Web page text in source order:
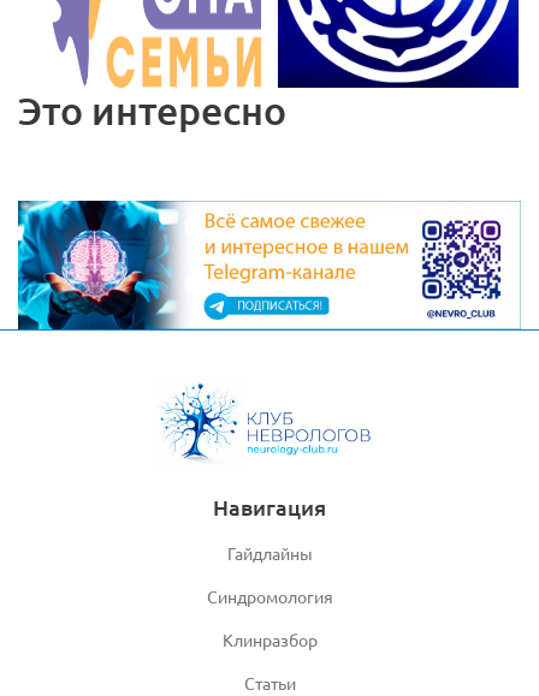
Это интересно
Навигация
Гайдлайны
Синдромология
Клинразбор
Статьи